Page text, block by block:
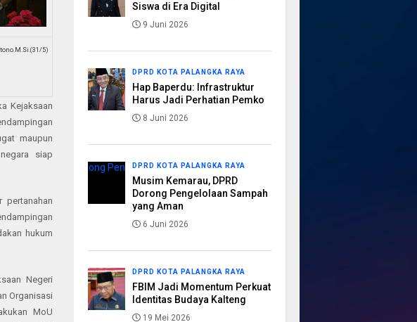
5)
Kejaksaan
maupun
siap
pertanahan
hukum
Negeri
Organisasi
MoU
Siswa di Era Digital
9 Juni 2026
DPRD KOTA PALANGKA RAYA
Hap Baperdu: Infrastruktur
Harus Jadi Perhatian Pemko
8 Juni 2026
DPRD KOTA PALANGKA RAYA
Musim Kemarau, DPRD
Dorong Pengelolaan Sampah
yang Aman
6 Juni 2026
DPRD KOTA PALANGKA RAYA
FBIM Jadi Momentum Perkuat
Identitas Budaya Kalteng
19 Mei 2026